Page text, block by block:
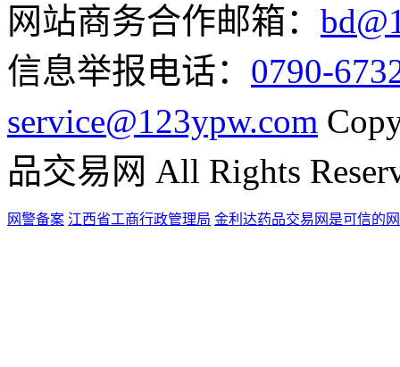
网站商务合作邮箱：
信息举报电话： 0790-
service@123ypw.com
品交易网 All Rights
网警备案 江西省工商行政管理局 金利达药品交易网是可信的